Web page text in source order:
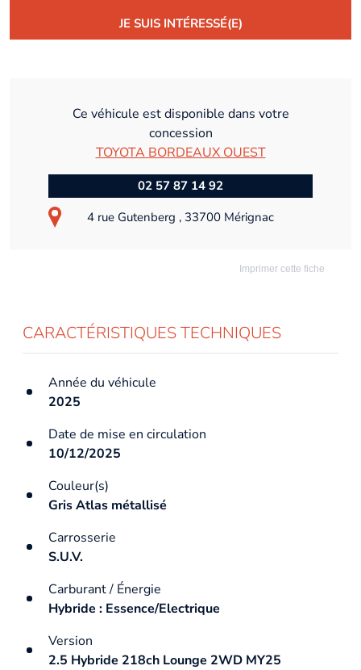
JE SUIS INTÉRESSÉ(E)
Ce véhicule est disponible dans votre
concession
TOYOTA BORDEAUX OUEST
02 57 87 14 92
4 rue Gutenberg , 33700 Mérignac
Imprimer cette fiche
CARACTÉRISTIQUES TECHNIQUES
Année du véhicule
2025
Date de mise en circulation
10/12/2025
Couleur(s)
Gris Atlas métallisé
Carrosserie
S.U.V.
Carburant / Énergie
Hybride : Essence/Electrique
Version
2.5 Hybride 218ch Lounge 2WD MY25